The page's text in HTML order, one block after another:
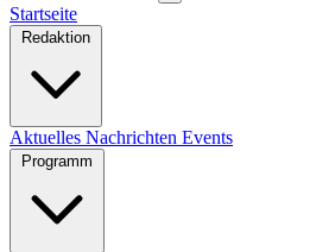
Startseite
Redaktion
Aktuelles Nachrichten Events
Programm